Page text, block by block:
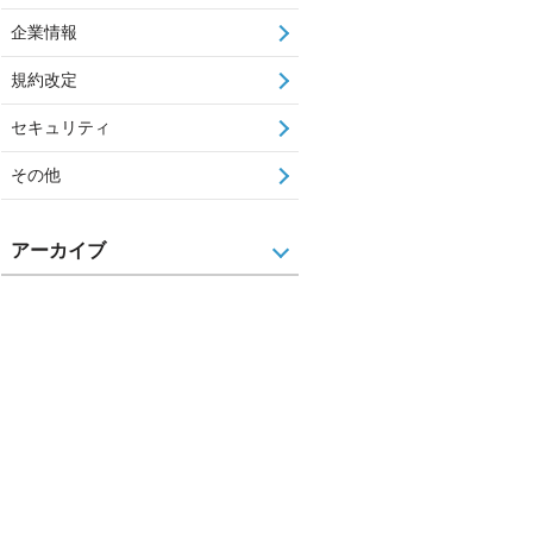
企業情報
規約改定
セキュリティ
その他
アーカイブ